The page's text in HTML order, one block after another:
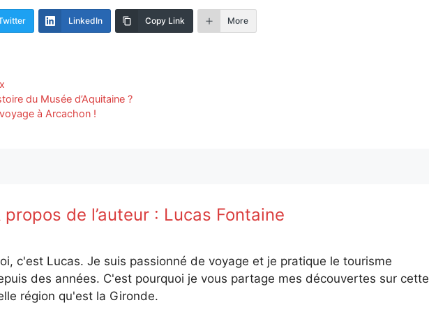
LinkedIn Copy Link More
du Musée d’Aquitaine ?
à Arcachon !
propos de l’auteur : Lucas Fontaine
c'est Lucas. Je suis passionné de voyage et je pratique le tourisme
des années. C'est pourquoi je vous partage mes découvertes sur cette
région qu'est la Gironde.